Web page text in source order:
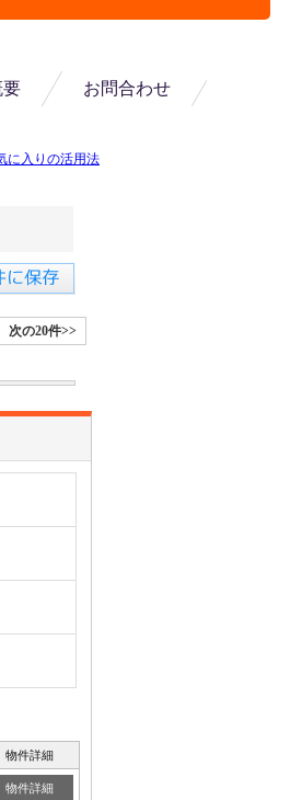
お問合わせ
に入りの活用法
次の20件>>
物件詳細
物件詳細